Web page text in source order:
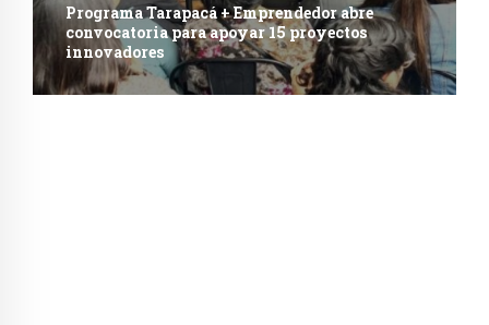
Programa Tarapacá + Emprendedor abre
convocatoria para apoyar 15 proyectos
innovadores